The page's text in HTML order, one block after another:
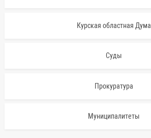
Курская областная Дума
Суды
Прокуратура
Муниципалитеты